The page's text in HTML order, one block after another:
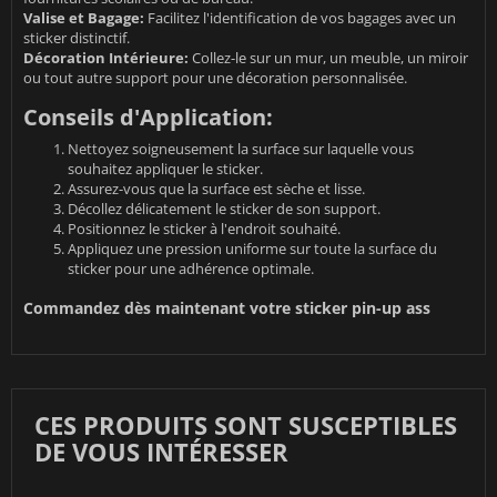
Valise et Bagage: Facilitez l'identification de vos bagages avec un
sticker distinctif.
Décoration Intérieure: Collez-le sur un mur, un meuble, un miroir
ou tout autre support pour une décoration personnalisée.
Conseils d'Application:
Nettoyez soigneusement la surface sur laquelle vous
souhaitez appliquer le sticker.
Assurez-vous que la surface est sèche et lisse.
Décollez délicatement le sticker de son support.
Positionnez le sticker à l'endroit souhaité.
Appliquez une pression uniforme sur toute la surface du
sticker pour une adhérence optimale.
Commandez dès maintenant votre sticker pin-up ass
CES PRODUITS SONT SUSCEPTIBLES
DE VOUS INTÉRESSER